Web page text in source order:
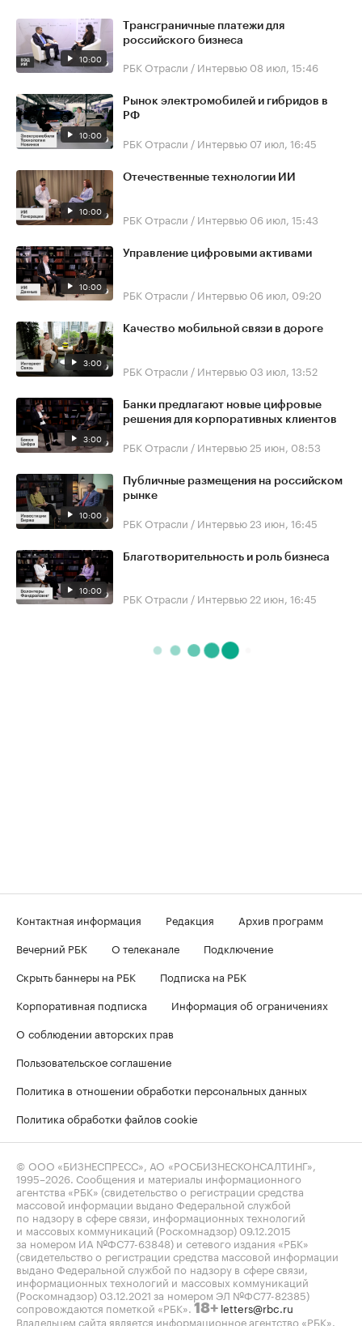
10:00
Трансграничные платежи для
российского бизнеса
РБК Отрасли / Интервью 08 июл, 15:46
10:00
Рынок электромобилей и гибридов в
РФ
РБК Отрасли / Интервью 07 июл, 16:45
10:00
Отечественные технологии ИИ
РБК Отрасли / Интервью 06 июл, 15:43
10:00
Управление цифровыми активами
РБК Отрасли / Интервью 06 июл, 09:20
3:00
Качество мобильной связи в дороге
РБК Отрасли / Интервью 03 июл, 13:52
3:00
Банки предлагают новые цифровые
решения для корпоративных клиентов
РБК Отрасли / Интервью 25 июн, 08:53
10:00
Публичные размещения на российском
рынке
РБК Отрасли / Интервью 23 июн, 16:45
10:00
Благотворительность и роль бизнеса
РБК Отрасли / Интервью 22 июн, 16:45
Контактная информация Редакция
Архив программ
Вечерний РБК
О телеканале
Подключение
Скрыть баннеры на РБК
Подписка на РБК
Корпоративная подписка
Информация об ограничениях
О соблюдении авторских прав
Пользовательское соглашение
Политика в отношении обработки персональных данных
Политика обработки файлов cookie
© ООО «БИЗНЕСПРЕСС», АО «РОСБИЗНЕСКОНСАЛТИНГ»,
1995–2026. Сообщения и материалы информационного
агентства «РБК» (свидетельство о регистрации средства
массовой информации выдано Федеральной службой
по надзору в сфере связи, информационных технологий
и массовых коммуникаций (Роскомнадзор) 09.12.2015
за номером ИА №ФС77-63848) и сетевого издания «РБК»
(свидетельство о регистрации средства массовой информации
выдано Федеральной службой по надзору в сфере связи,
информационных технологий и массовых коммуникаций
(Роскомнадзор) 03.12.2021 за номером ЭЛ №ФС77-82385)
сопровождаются пометкой «РБК». 18+ letters@rbc.ru
Владельцем сайта является информационное агентство «РБК».